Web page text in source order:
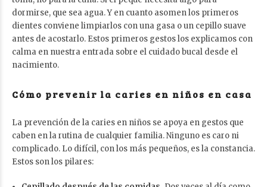
dormirse, que sea agua. Y en cuanto asomen los primeros
dientes conviene limpiarlos con una gasa o un cepillo suave
antes de acostarlo. Estos primeros gestos los explicamos con
calma en nuestra entrada sobre el cuidado bucal desde el
nacimiento.
Cómo prevenir la caries en niños en casa
La prevención de la caries en niños se apoya en gestos que
caben en la rutina de cualquier familia. Ninguno es caro ni
complicado. Lo difícil, con los más pequeños, es la constancia.
Estos son los pilares: